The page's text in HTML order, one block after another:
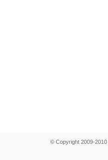
© Copyright 2009-2010